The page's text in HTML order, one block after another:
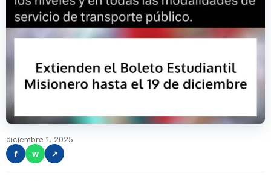
diciembre 1, 2025
f
w ↗